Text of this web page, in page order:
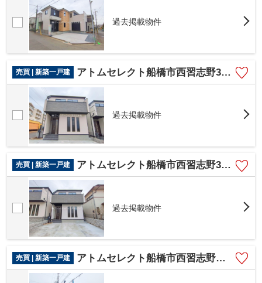
過去掲載物件
売買 | 新築一戸建 アトムセレクト船橋市西習志野3丁目 1号棟
過去掲載物件
売買 | 新築一戸建 アトムセレクト船橋市西習志野3丁目 2号棟
過去掲載物件
売買 | 新築一戸建 アトムセレクト船橋市西習志野２丁目 １号棟